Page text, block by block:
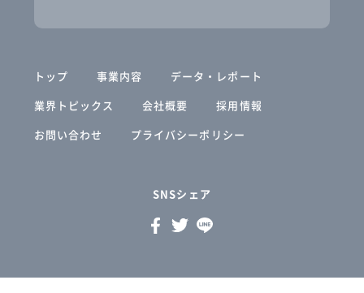
トップ 事業内容
データ・レポート
業界トピックス
会社概要
採用情報
お問い合わせ
プライバシーポリシー
SNSシェア